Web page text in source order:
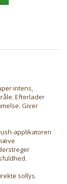
intens,
Efterlader
Giver
applikatoren
sollys.